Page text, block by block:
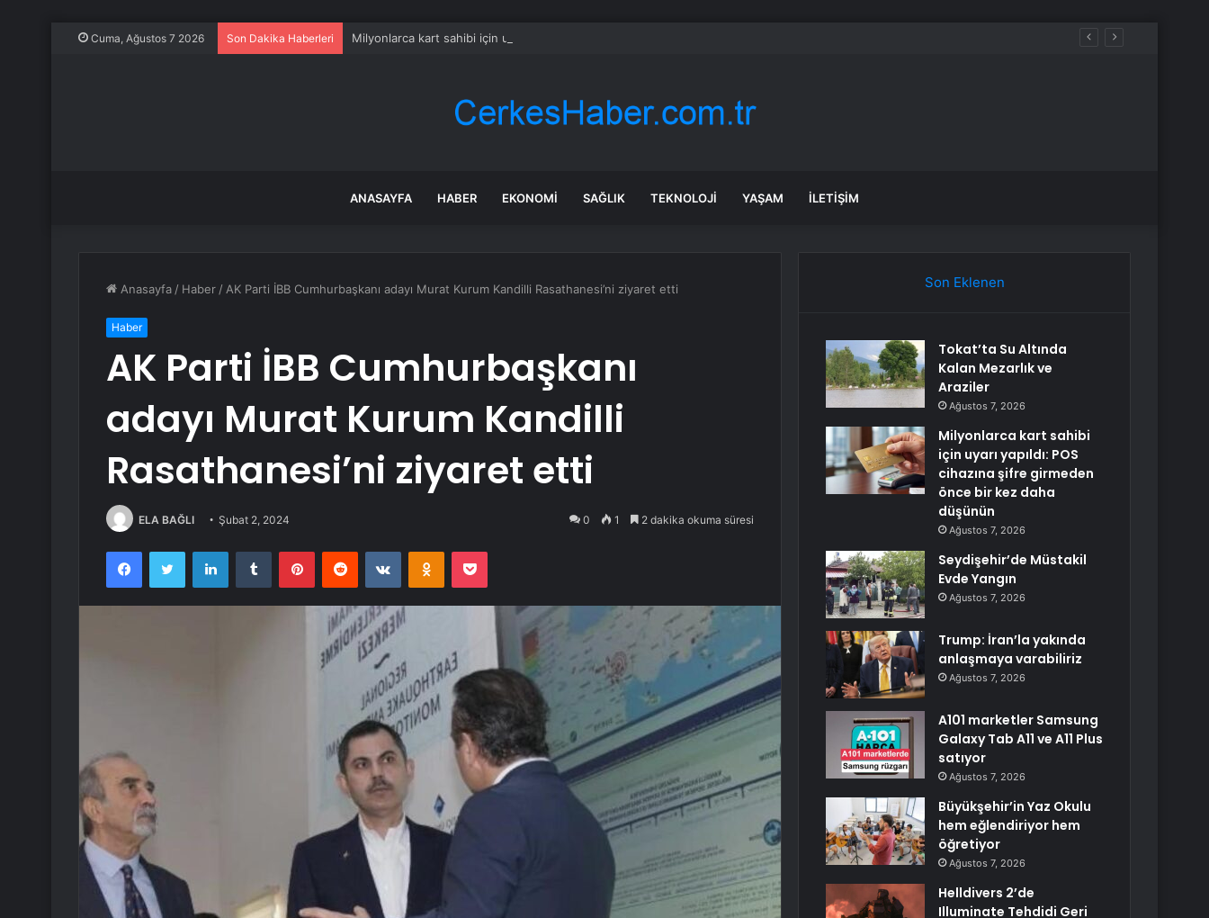
Cuma, Ağustos 7 2026 Son Dakika Haberleri Milyonlarca kart sahibi için uyarı yapıldı: POS cihazına şifre girmeden önce bir kez daha düşünün
ANASAYFA HABER EKONOMI SAĞLIK TEKNOLOJI YAŞAM İLETIŞIM
Anasayfa / Haber / AK Parti İBB Cumhurbaşkanı adayı Murat Kurum Kandilli Rasathanesi’ni ziyaret etti
Haber
AK Parti İBB Cumhurbaşkanı
adayı Murat Kurum Kandilli
Rasathanesi’ni ziyaret etti
ELA BAĞLI Şubat 2, 2024 0 1 2 dakika okuma süresi
FacebookTwitter LinkedInTumblr PinterestReddit VKontakteOdnoklassniki
Pocket
Son Eklenen
Tokat’ta Su Altında
Kalan Mezarlık ve
Araziler
Ağustos 7, 2026
Milyonlarca kart sahibi
için uyarı yapıldı: POS
cihazına şifre girmeden
önce bir kez daha
düşünün
Ağustos 7, 2026
Seydişehir’de Müstakil
Evde Yangın
Ağustos 7, 2026
Trump: İran’la yakında
anlaşmaya varabiliriz
Ağustos 7, 2026
A101 marketler Samsung
Galaxy Tab A11 ve A11 Plus
satıyor
Ağustos 7, 2026
Büyükşehir’in Yaz Okulu
hem eğlendiriyor hem
öğretiyor
Ağustos 7, 2026
Helldivers 2’de
Illuminate Tehdidi Geri